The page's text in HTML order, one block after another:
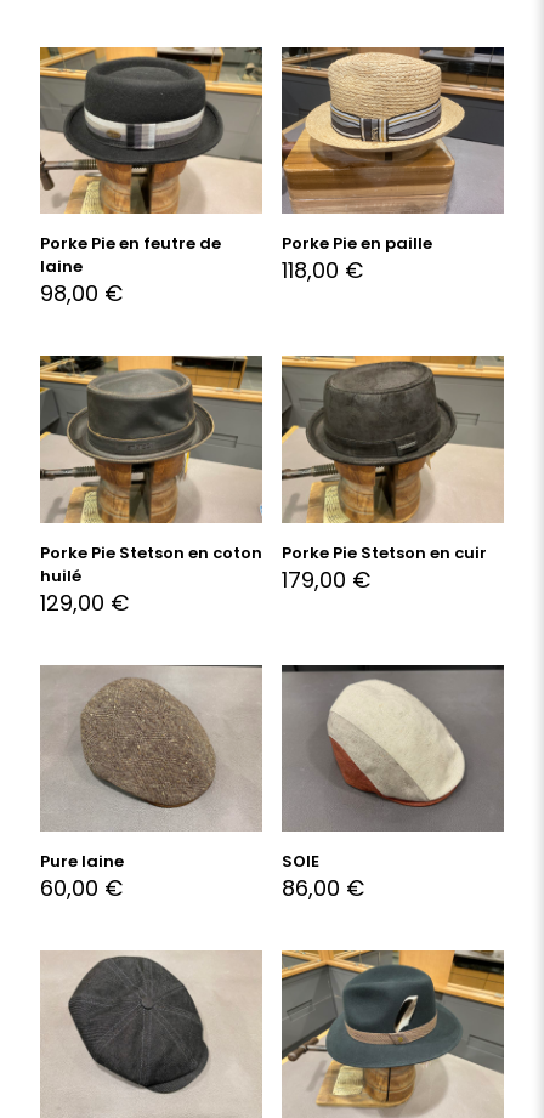
Porke Pie en feutre de
laine
98,00 €
Porke Pie en paille
118,00 €
Porke Pie Stetson en coton
huilé
129,00 €
Porke Pie Stetson en cuir
179,00 €
Pure laine
60,00 €
SOIE
86,00 €